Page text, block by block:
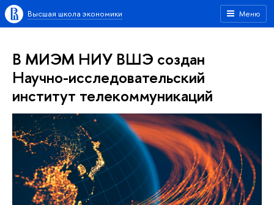
Меню
Высшая школа экономики
В МИЭМ НИУ ВШЭ создан
Научно-исследовательский
институт телекоммуникаций